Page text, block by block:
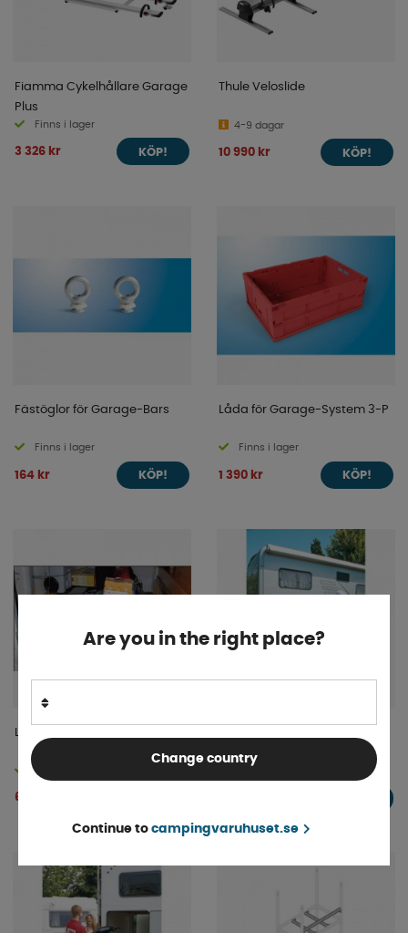
Fiamma Cykelhållare Garage
Plus
Finns i lager
3 326 kr KÖP!
Thule Veloslide
4-9 dagar
10 990 kr KÖP!
Fästöglor för Garage-Bars
Finns i lager
164 kr KÖP!
Låda för Garage-System 3-P
Finns i lager
1 390 kr KÖP!
Luggage bar
Finns i lager
699 kr
Are you in the right place?
Change country
Continue to campingvaruhuset.se